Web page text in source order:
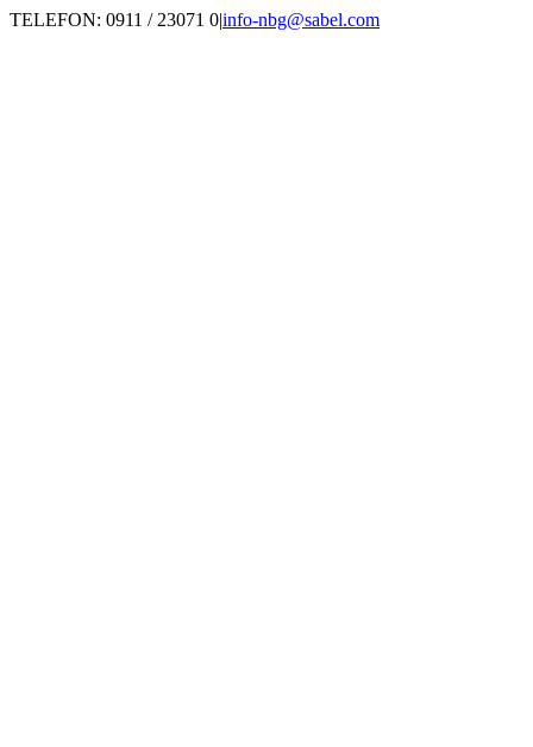
Zum
TELEFON: 0911 / 23071 0|info-nbg@sabel.com